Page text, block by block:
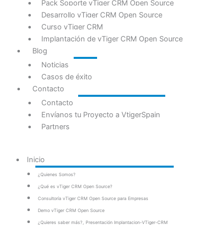
Pack Soporte vTiger CRM Open Source
Desarrollo vTiger CRM Open Source
Curso vTiger CRM
Implantación de vTiger CRM Open Source
Blog
Noticias
Casos de éxito
Contacto
Contacto
Envíanos tu Proyecto a VtigerSpain
Partners
Inicio
¿Quienes Somos?
¿Qué es vTiger CRM Open Source?
Consultoría vTiger CRM Open Source para Empresas
Demo vTiger CRM Open Source
¿Quieres saber más?, Presentación Implantacion-VTiger-CRM